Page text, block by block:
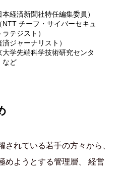
経済新聞社特任編集委員）
NTT チーフ・サイバーセキュ
テジスト）
ジャーナリスト）
大学先端科学技術研究センタ
など
れている若手の方々から、
めようとする管理層、 経営